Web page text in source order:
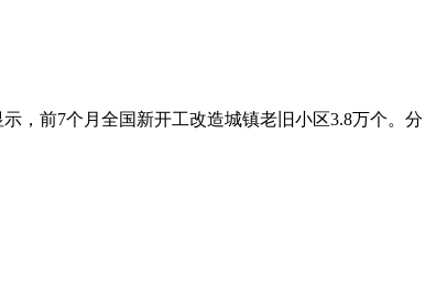
，前7个月全国新开工改造城镇老旧小区3.8万个。分